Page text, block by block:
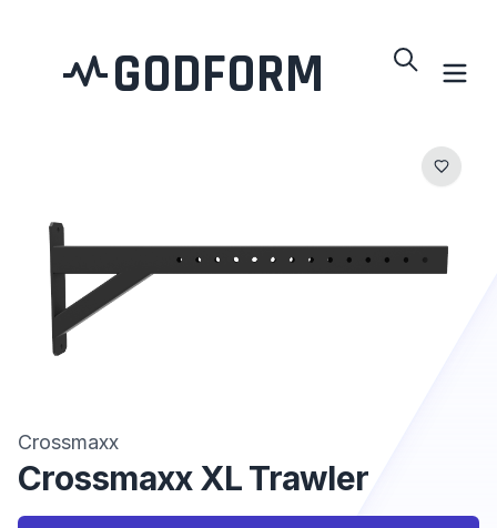
GODFORM
Crossmaxx
Crossmaxx XL Trawler